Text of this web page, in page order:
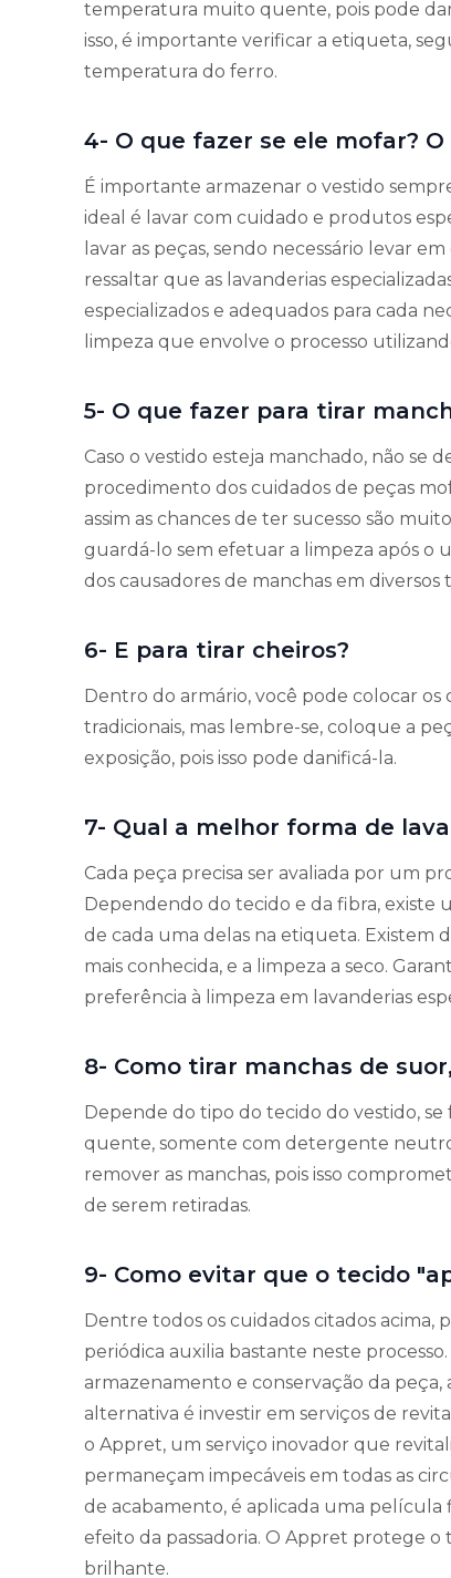
temperatura muito quente, pois pode
isso, é importante verificar a etiqueta,
temperatura do ferro.
4- O que fazer se ele mofar?
É importante armazenar o vestido
ideal é lavar com cuidado e produtos
lavar as peças, sendo necessário levar
ressaltar que as lavanderias
especializados e adequados para cada
limpeza que envolve o processo
5- O que fazer para tirar
Caso o vestido esteja manchado, não se
procedimento dos cuidados de peças
assim as chances de ter sucesso são
guardá-lo sem efetuar a limpeza após o
dos causadores de manchas em diversos
6- E para tirar cheiros?
Dentro do armário, você pode colocar
tradicionais, mas lembre-se, coloque a
exposição, pois isso pode danificá-la.
7- Qual a melhor forma de
Cada peça precisa ser avaliada por um
Dependendo do tecido e da fibra, existe
de cada uma delas na etiqueta. Existem
mais conhecida, e a limpeza a seco.
preferência à limpeza em lavanderias
8- Como tirar manchas de
Depende do tipo do tecido do vestido,
quente, somente com detergente
remover as manchas, pois isso
de serem retiradas.
9- Como evitar que o tecido
Dentre todos os cuidados citados acima,
periódica auxilia bastante neste
armazenamento e conservação da peça,
alternativa é investir em serviços de
o Appret, um serviço inovador que
permaneçam impecáveis em todas as
de acabamento, é aplicada uma película
efeito da passadoria. O Appret protege
brilhante.